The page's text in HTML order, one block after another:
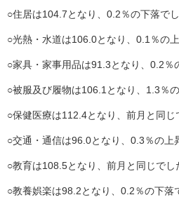
○住居は104.7となり、0.2％の下落でし
○光熱・水道は106.0となり、0.1％の上
○家具・家事用品は91.3となり、0.2％
○被服及び履物は106.1となり、1.3％の
○保健医療は112.4となり、前月と同じ
○交通・通信は96.0となり、0.3％の上
○教育は108.5となり、前月と同じでし
○教養娯楽は98.2となり、0.2％の下落